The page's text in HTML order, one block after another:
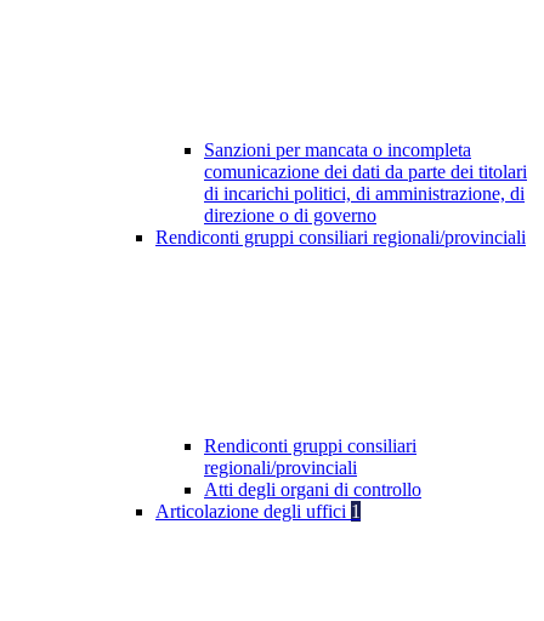
Sanzioni per mancata o incompleta
comunicazione dei dati da parte dei titolari
di incarichi politici, di amministrazione, di
direzione o di governo
Rendiconti gruppi consiliari regionali/provinciali
Rendiconti gruppi consiliari
regionali/provinciali
Atti degli organi di controllo
Articolazione degli uffici 1